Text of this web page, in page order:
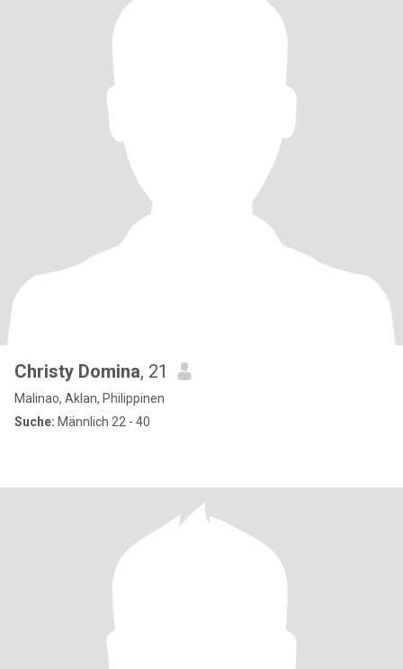
Christy Domina, 21
Malinao, Aklan, Philippinen
Suche: Männlich 22 - 40